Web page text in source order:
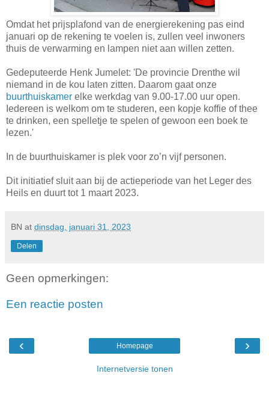
Omdat het prijsplafond van de energierekening pas eind
januari op de rekening te voelen is, zullen veel inwoners
thuis de verwarming en lampen niet aan willen zetten.
Gedeputeerde Henk Jumelet: 'De provincie Drenthe wil
niemand in de kou laten zitten. Daarom gaat onze
buurthuiskamer elke werkdag van 9.00-17.00 uur open.
Iedereen is welkom om te studeren, een kopje koffie of thee
te drinken, een spelletje te spelen of gewoon een boek te
lezen.'
In de buurthuiskamer is plek voor zo’n vijf personen.
Dit initiatief sluit aan bij de actieperiode van het Leger des
Heils en duurt tot 1 maart 2023.
BN at dinsdag, januari 31, 2023
Delen
Geen opmerkingen:
Een reactie posten
‹ ›
Homepage
Internetversie tonen